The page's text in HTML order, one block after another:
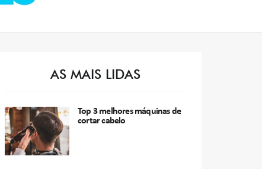
AS MAIS LIDAS
Top 3 melhores máquinas de
cortar cabelo